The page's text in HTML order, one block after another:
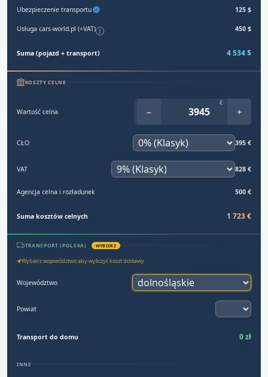
Ubezpieczenie transportu 125 $
Usługa cars-world.pl (+VAT) 450 $
Suma (pojazd + transport) 4 534 $
KOSZTY CELNE
Wartość celna −
€
+
CŁO 395 €
VAT 828 €
Agencja celna i rozładunek 500 €
Suma kosztów celnych 1 723 €
TRANSPORT (POLSKA) WYBIERZ
Wybierz województwo aby wyliczyć koszt dostawy
Województwo
Powiat
Transport do domu 0 zł
INNE